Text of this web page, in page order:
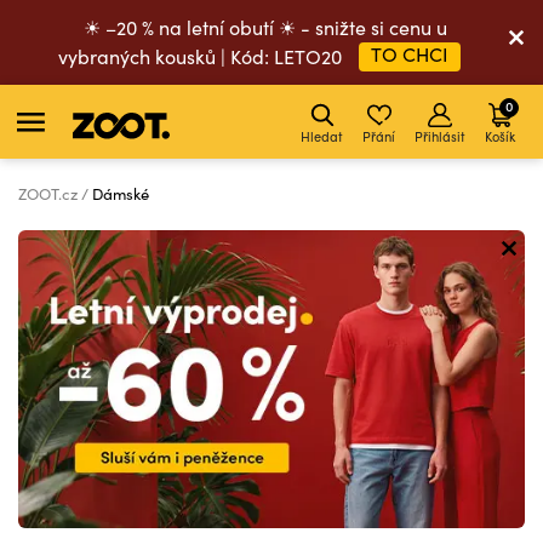
☀ –20 % na letní obutí ☀ - snižte si cenu u
vybraných kousků | Kód: LETO20
TO CHCI
Hledat Přání Přihlásit Košík
0
ZOOT.cz Dámské